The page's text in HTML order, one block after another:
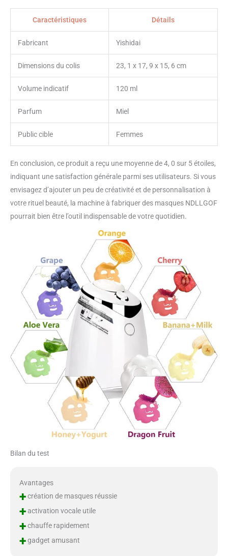
Caractéristiques Détails
Fabricant Yishidai
Dimensions du colis 23, 1 x 17, 9 x 15, 6 cm
Volume indicatif 120 ml
Parfum Miel
Public cible Femmes
En conclusion, ce produit a reçu une moyenne de 4, 0 sur 5 étoiles,
indiquant une satisfaction générale parmi ses utilisateurs. Si vous
envisagez d’ajouter un peu de créativité et de personnalisation à
votre rituel beauté, la machine à fabriquer des masques NDLLGOF
pourrait bien être l’outil indispensable de votre quotidien.
Bilan du test
Avantages
+création de masques réussie
+activation vocale utile
+chauffe rapidement
+gadget amusant